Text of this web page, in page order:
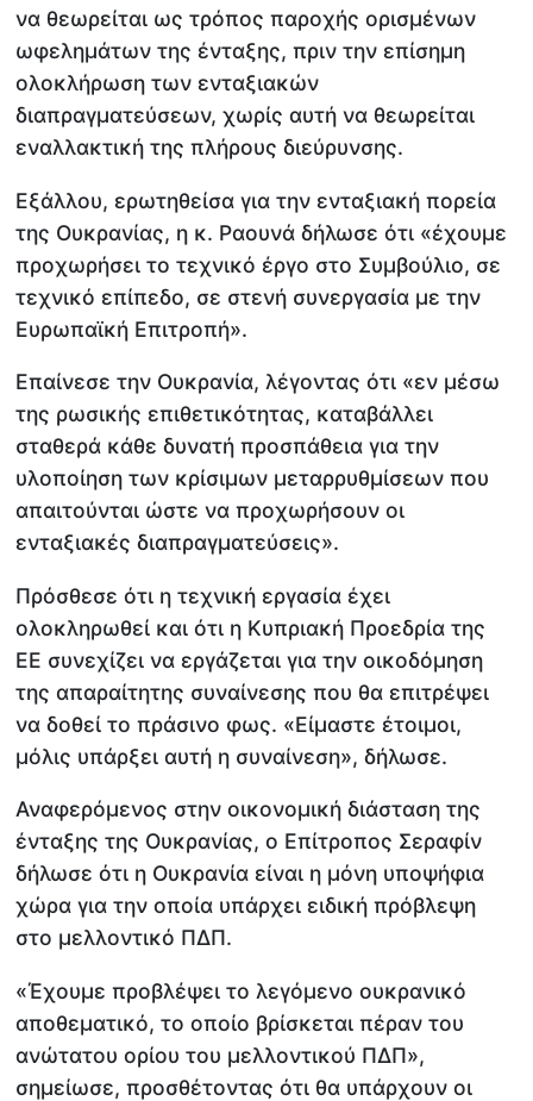
να θεωρείται ως τρόπος παροχής ορισμένων
ωφελημάτων της ένταξης, πριν την επίσημη
ολοκλήρωση των ενταξιακών
διαπραγματεύσεων, χωρίς αυτή να θεωρείται
εναλλακτική της πλήρους διεύρυνσης.
Εξάλλου, ερωτηθείσα για την ενταξιακή πορεία
της Ουκρανίας, η κ. Ραουνά δήλωσε ότι «έχουμε
προχωρήσει το τεχνικό έργο στο Συμβούλιο, σε
τεχνικό επίπεδο, σε στενή συνεργασία με την
Ευρωπαϊκή Επιτροπή».
Επαίνεσε την Ουκρανία, λέγοντας ότι «εν μέσω
της ρωσικής επιθετικότητας, καταβάλλει
σταθερά κάθε δυνατή προσπάθεια για την
υλοποίηση των κρίσιμων μεταρρυθμίσεων που
απαιτούνται ώστε να προχωρήσουν οι
ενταξιακές διαπραγματεύσεις».
Πρόσθεσε ότι η τεχνική εργασία έχει
ολοκληρωθεί και ότι η Κυπριακή Προεδρία της
ΕΕ συνεχίζει να εργάζεται για την οικοδόμηση
της απαραίτητης συναίνεσης που θα επιτρέψει
να δοθεί το πράσινο φως. «Είμαστε έτοιμοι,
μόλις υπάρξει αυτή η συναίνεση», δήλωσε.
Αναφερόμενος στην οικονομική διάσταση της
ένταξης της Ουκρανίας, ο Επίτροπος Σεραφίν
δήλωσε ότι η Ουκρανία είναι η μόνη υποψήφια
χώρα για την οποία υπάρχει ειδική πρόβλεψη
στο μελλοντικό ΠΔΠ.
«Έχουμε προβλέψει το λεγόμενο ουκρανικό
αποθεματικό, το οποίο βρίσκεται πέραν του
ανώτατου ορίου του μελλοντικού ΠΔΠ»,
σημείωσε, προσθέτοντας ότι θα υπάρχουν οι